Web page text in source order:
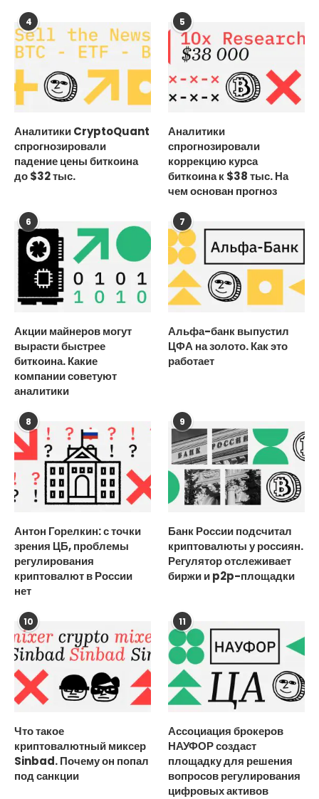
4
Аналитики CryptoQuant
спрогнозировали
падение цены биткоина
до $32 тыс.
5
Аналитики
спрогнозировали
коррекцию курса
биткоина к $38 тыс. На
чем основан прогноз
6
Акции майнеров могут
вырасти быстрее
биткоина. Какие
компании советуют
аналитики
7
Альфа-банк выпустил
ЦФА на золото. Как это
работает
8
Антон Горелкин: с точки
зрения ЦБ, проблемы
регулирования
криптовалют в России
нет
9
Банк России подсчитал
криптовалюты у россиян.
Регулятор отслеживает
биржи и p2p-площадки
10
Что такое
криптовалютный миксер
Sinbad. Почему он попал
под санкции
11
Ассоциация брокеров
НАУФОР создаст
площадку для решения
вопросов регулирования
цифровых активов